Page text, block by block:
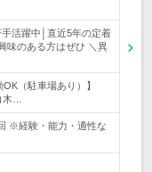
手活躍中│直近5年の定着
味のある方はぜひ ＼異
（駐車場あり）】
木…
※経験・能力・適性な